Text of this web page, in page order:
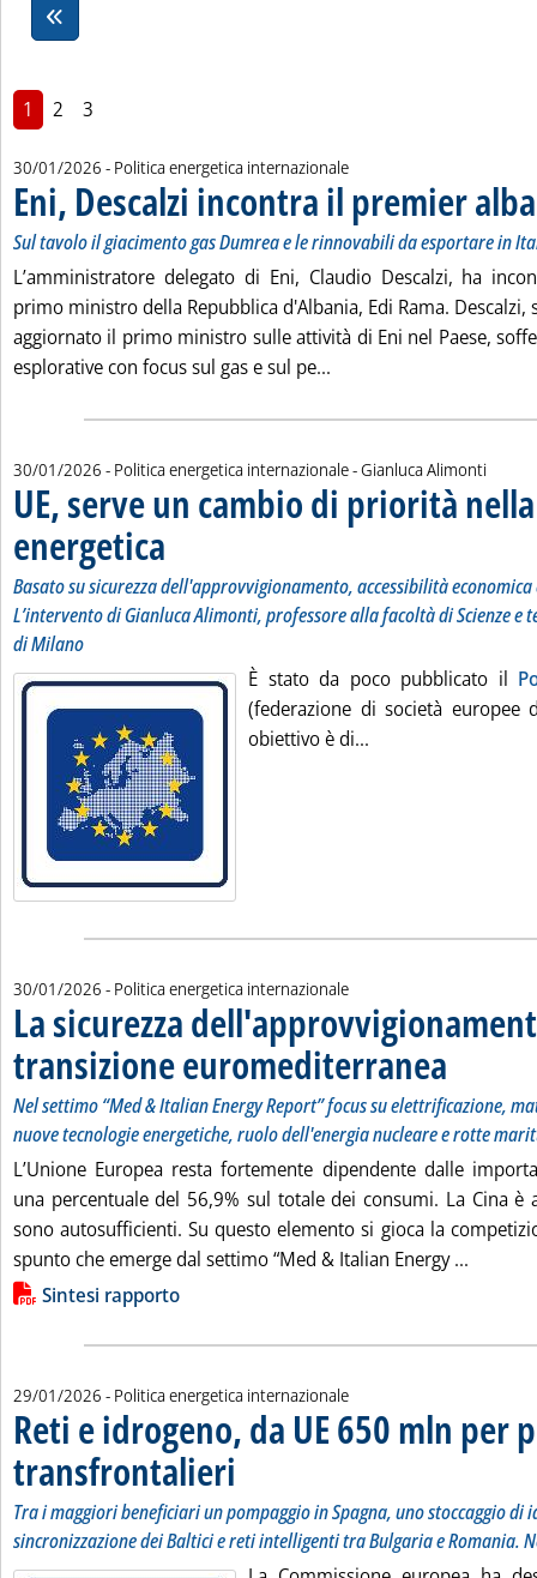
1 2 3
30/01/2026 - Politica energetica internazionale
Eni, Descalzi incontra il premier
Sul tavolo il giacimento gas Dumrea e le rinnovabili da esportare in
L’amministratore delegato di Eni, Claudio Descalzi, ha
primo ministro della Repubblica d'Albania, Edi Rama. Descalzi,
aggiornato il primo ministro sulle attività di Eni nel Paese,
esplorative con focus sul gas e sul pe...
30/01/2026 - Politica energetica internazionale -di:
Gianluca Alimonti
UE, serve un cambio di priorità
energetica . Sottotitolo: Basato su sicurezza dell'approvvigionamento,
. Pubblicata venerdì 30 gennaio 2026 alle 7.42.
Basato su sicurezza dell'approvvigionamento, accessibilità
L’intervento di Gianluca Alimonti, professore alla facoltà di Scienze e
di Milano
È stato da poco pubblicato il
(federazione di società
obiettivo è di...
30/01/2026 - Politica energetica internazionale
La sicurezza
transizione euromediterranea
Nel settimo “Med & Italian Energy Report” focus su elettrificazione,
nuove tecnologie energetiche, ruolo dell'energia nucleare e rotte
L’Unione Europea resta fortemente dipendente dalle
una percentuale del 56,9% sul totale dei consumi. La Cina è
sono autosufficienti. Su questo elemento si gioca la
spunto che emerge dal settimo “Med & Italian Energy ...
Lista allegati PDF alla notizia
Sintesi rapporto
29/01/2026 - Politica energetica internazionale
Reti e idrogeno, da UE 650 mln per
transfrontalieri . Sottotitolo: Tra i maggiori beneficiari un
. Pubblicata giovedì 29 gennaio 2026 alle 12.58.
Tra i maggiori beneficiari un pompaggio in Spagna, uno stoccaggio di
sincronizzazione dei Baltici e reti intelligenti tra Bulgaria e Romania.